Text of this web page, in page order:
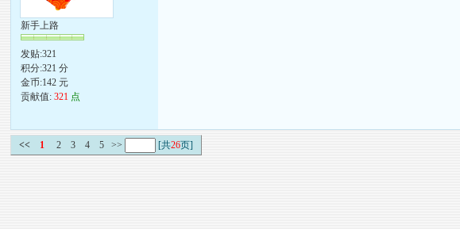
新手上路
发贴:321
积分:321 分
金币:142 元
贡献值:321 点
<< 1 2 3 4 5 >> [共26页]